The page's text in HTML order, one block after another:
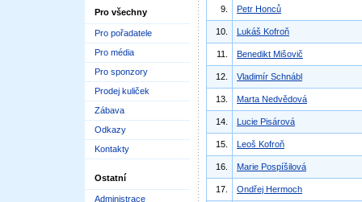
Pro všechny
Pro pořadatele
Pro média
Pro sponzory
Prodej kuliček
Zábava
Odkazy
Kontakty
Ostatní
Administrace
9. Petr Honců
10. Lukáš Kofroň
11. Benedikt Mišovič
12. Vladimír Schnábl
13. Marta Nedvědová
14. Lucie Pisárová
15. Leoš Kofroň
16. Marie Pospíšilová
17. Ondřej Hermoch